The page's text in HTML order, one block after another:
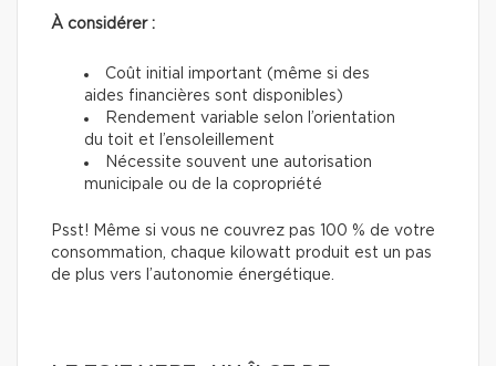
À considérer :
Coût initial important (même si des
aides financières sont disponibles)
Rendement variable selon l’orientation
du toit et l’ensoleillement
Nécessite souvent une autorisation
municipale ou de la copropriété
Psst! Même si vous ne couvrez pas 100 % de votre
consommation, chaque kilowatt produit est un pas
de plus vers l’autonomie énergétique.